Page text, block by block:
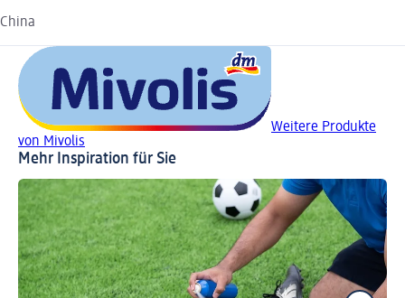
China
Weitere Produkte
von Mivolis
Mehr Inspiration für Sie